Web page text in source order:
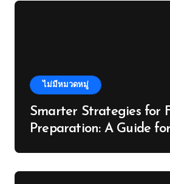
ไม่มีหมวดหมู่
Smarter Strategies for
Preparation: A Guide